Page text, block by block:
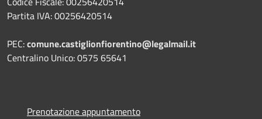
Partita IVA: 00256420514
PEC:comune.castiglionfiorentino@legalmail.it
Centralino Unico: 0575 65641
Prenotazione appuntamento